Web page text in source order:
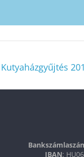
Kutyaházgyűjtés
IBAN: